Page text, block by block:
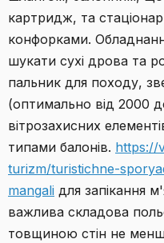
картридж, та
конфорками.
шукати сухі дрова та
пальник для походу,
(оптимально від 2000
вітрозахисних
типами балонів. https://
turizm/turistichne-
mangali для запікання
важлива складова
товщиною стін не